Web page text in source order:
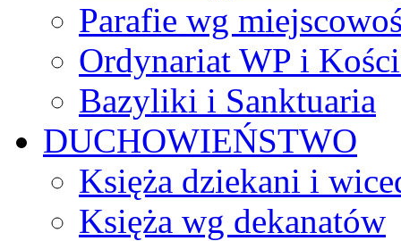
Parafie wg
Ordynariat WP i
Bazyliki i Sanktuaria
DUCHOWIEŃSTWO
Księża dziekani i
Księża wg dekanatów